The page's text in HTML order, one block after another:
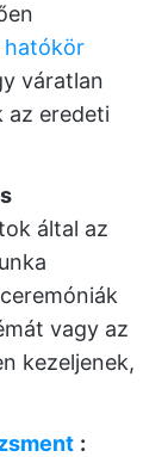
hatókör
váratlan
az eredeti
által az
vagy az
kezeljenek,
: